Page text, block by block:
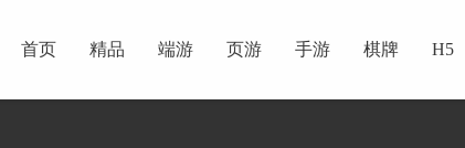
首页 精品 端游 页游 手游 棋牌 H5